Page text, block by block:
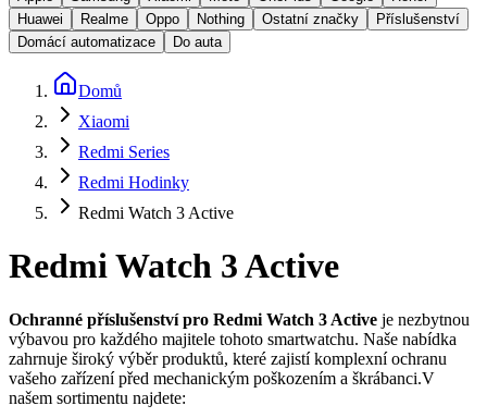
Huawei
Realme Oppo Nothing Ostatní značky
Příslušenství
Domácí automatizace
Do auta
Domů
Xiaomi
Redmi Series
Redmi Hodinky
Redmi Watch 3 Active
Redmi Watch 3 Active
Ochranné příslušenství pro Redmi Watch 3 Active je nezbytnou
výbavou pro každého majitele tohoto smartwatchu. Naše nabídka
zahrnuje široký výběr produktů, které zajistí komplexní ochranu
vašeho zařízení před mechanickým poškozením a škrábanci.V
našem sortimentu najdete: